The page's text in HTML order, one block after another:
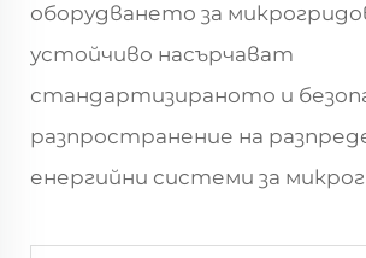
оборудването за
устойчиво насърчават
стандартизираното и
разпространение на
енергийни системи за